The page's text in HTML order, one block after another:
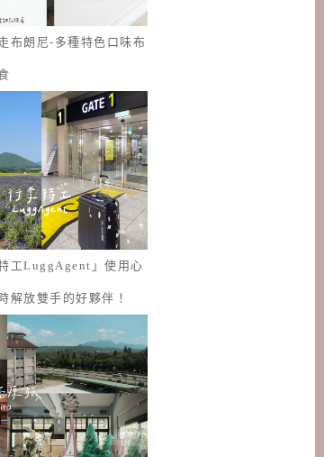
布朗尼-多種特色口味布
工LuggAgent」使用心
解放雙手的好夥伴！